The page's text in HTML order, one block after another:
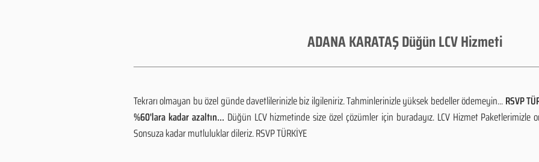
ADANA KARATAŞ Düğün LCV Hizmeti
Tekrarı olmayan bu özel günde davetlilerinizle biz ilgileniriz. Tahminlerinizle yüksek bedeller ödemeyin...RSVP
%60'lara kadar azaltın... Düğün LCV hizmetinde size özel çözümler için buradayız. LCV Hizmet
Sonsuza kadar mutluluklar dileriz. RSVP TÜRKİYE